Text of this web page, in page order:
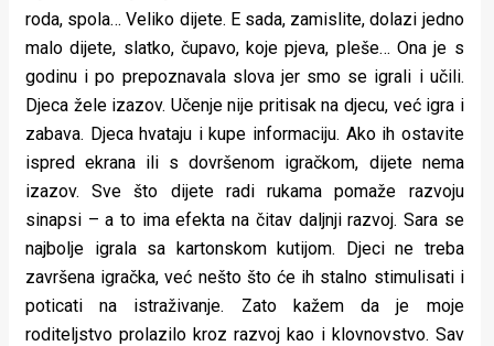
roda, spola… Veliko dijete. E sada, zamislite, dolazi jedno
malo dijete, slatko, čupavo, koje pjeva, pleše… Ona je s
godinu i po prepoznavala slova jer smo se igrali i učili.
Djeca žele izazov. Učenje nije pritisak na djecu, već igra i
zabava. Djeca hvataju i kupe informaciju. Ako ih ostavite
ispred ekrana ili s dovršenom igračkom, dijete nema
izazov. Sve što dijete radi rukama pomaže razvoju
sinapsi – a to ima efekta na čitav daljnji razvoj. Sara se
najbolje igrala sa kartonskom kutijom. Djeci ne treba
završena igračka, već nešto što će ih stalno stimulisati i
poticati na istraživanje. Zato kažem da je moje
roditeljstvo prolazilo kroz razvoj kao i klovnovstvo. Sav